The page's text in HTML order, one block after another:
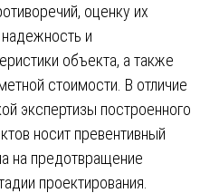
оценку их
надежность и
объекта, а также
стоимости. В отличие
экспертизы построенного
носит превентивный
на предотвращение
проектирования.